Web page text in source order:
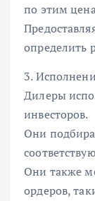
по этим
определить
3.
Дилеры
инвесторов.
Они
Они также
ордеров,